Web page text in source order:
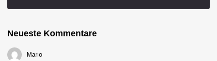
Neueste Kommentare
Mario